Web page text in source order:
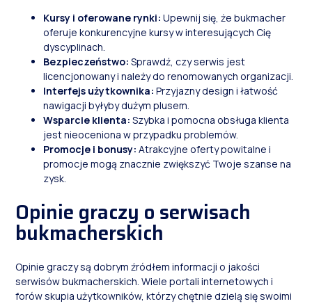
Kursy i oferowane rynki: Upewnij się, że bukmacher
oferuje konkurencyjne kursy w interesujących Cię
dyscyplinach.
Bezpieczeństwo: Sprawdź, czy serwis jest
licencjonowany i należy do renomowanych organizacji.
Interfejs użytkownika: Przyjazny design i łatwość
nawigacji byłyby dużym plusem.
Wsparcie klienta: Szybka i pomocna obsługa klienta
jest nieoceniona w przypadku problemów.
Promocje i bonusy: Atrakcyjne oferty powitalne i
promocje mogą znacznie zwiększyć Twoje szanse na
zysk.
Opinie graczy o serwisach
bukmacherskich
Opinie graczy są dobrym źródłem informacji o jakości
serwisów bukmacherskich. Wiele portali internetowych i
forów skupia użytkowników, którzy chętnie dzielą się swoimi